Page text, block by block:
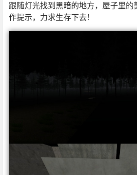
跟随灯光找到黑暗的地方，屋子里的
作提示，力求生存下去！